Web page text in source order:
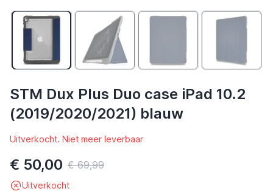
STM Dux Plus Duo case iPad 10.2
(2019/2020/2021) blauw
Uitverkocht. Niet meer leverbaar
€ 50,00 € 69,99
Uitverkocht